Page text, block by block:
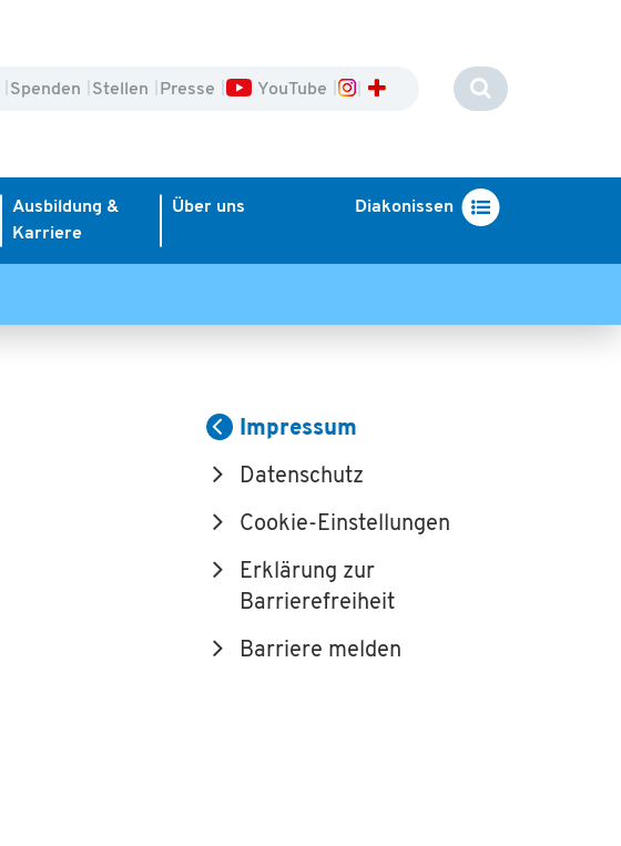
Spenden Stellen Presse YouTube
Ausbildung &
Karriere
Über uns Diakonissen
Impressum
Datenschutz
Cookie-Einstellungen
Erklärung zur
Barrierefreiheit
Barriere melden